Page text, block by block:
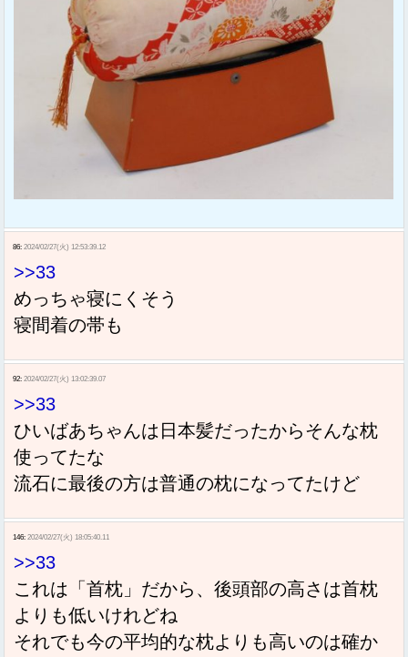
86: 2024/02/27(火) 12:53:39.12
>>33
めっちゃ寝にくそう
寝間着の帯も
92: 2024/02/27(火) 13:02:39.07
>>33
ひいばあちゃんは日本髪だったからそんな枕
使ってたな
流石に最後の方は普通の枕になってたけど
146: 2024/02/27(火) 18:05:40.11
>>33
これは「首枕」だから、後頭部の高さは首枕
よりも低いけれどね
それでも今の平均的な枕よりも高いのは確か